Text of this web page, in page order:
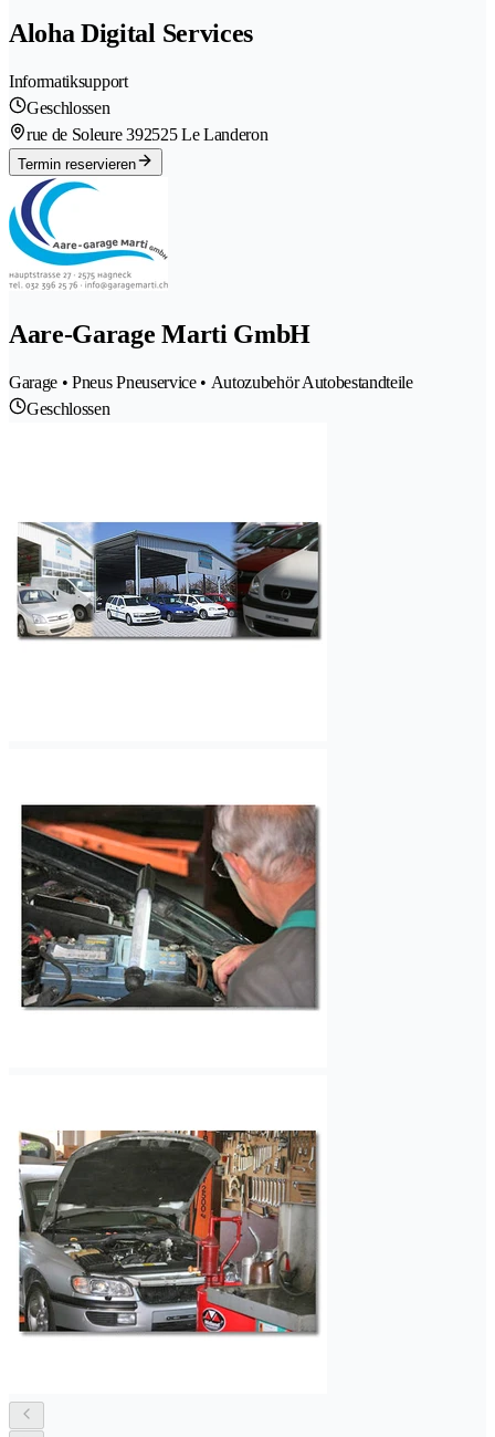
Aloha Digital Services
Informatiksupport
Geschlossen
rue de Soleure 392525 Le Landeron
Termin reservieren
Aare-Garage Marti GmbH
Garage • Pneus Pneuservice • Autozubehör Autobestandteile
Geschlossen